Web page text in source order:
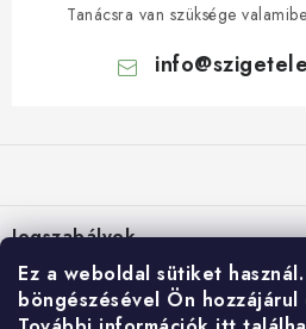
Ez a weboldal sütiket használ.
böngészésével Ön hozzájárul
Tanácsra van szüksége
info@
l
é Jogszabályok
Suti (cookie) szabalyzat
E-shop